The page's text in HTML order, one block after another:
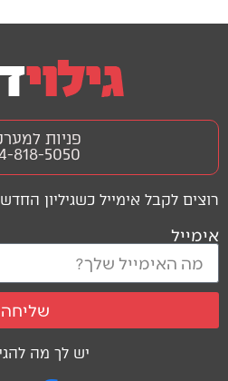
יש לך מה
רוצים לקבל אימייל כשגיליון
אימייל
שליחה
פניות
818-5050